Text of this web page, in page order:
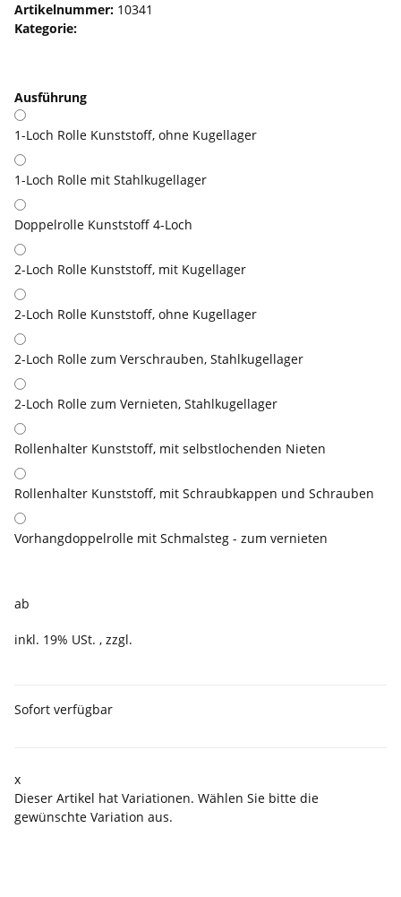
Artikelnummer: 10341
Kategorie:
Ausführung
1-Loch Rolle Kunststoff, ohne Kugellager
1-Loch Rolle mit Stahlkugellager
Doppelrolle Kunststoff 4-Loch
2-Loch Rolle Kunststoff, mit Kugellager
2-Loch Rolle Kunststoff, ohne Kugellager
2-Loch Rolle zum Verschrauben, Stahlkugellager
2-Loch Rolle zum Vernieten, Stahlkugellager
Rollenhalter Kunststoff, mit selbstlochenden Nieten
Rollenhalter Kunststoff, mit Schraubkappen und Schrauben
Vorhangdoppelrolle mit Schmalsteg - zum vernieten
ab
inkl. 19% USt. , zzgl.
Sofort verfügbar
x
Dieser Artikel hat Variationen. Wählen Sie bitte die
gewünschte Variation aus.